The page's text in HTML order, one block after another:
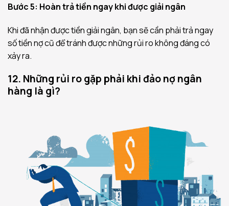
Bước 5: Hoàn trả tiền ngay khi được giải ngân
Khi đã nhận được tiền giải ngân, bạn sẽ cần phải trả ngay
số tiền nợ cũ để tránh được những rủi ro không đáng có
xảy ra.
12. Những rủi ro gặp phải khi đảo nợ ngân
hàng là gì?